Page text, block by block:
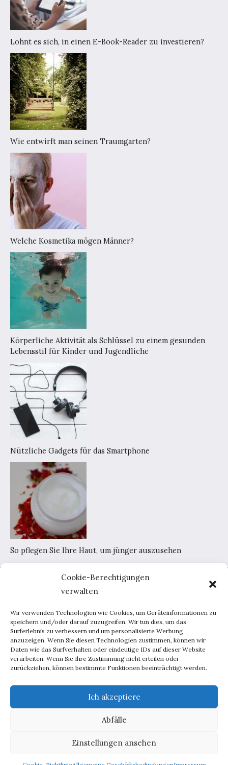
Cookie-Berechtigungen
verwalten
Wir verwenden Technologien wie Cookies, um Geräteinformationen zu
speichern und/oder darauf zuzugreifen. Wir tun dies, um das
Surferlebnis zu verbessern und um personalisierte Werbung
anzuzeigen. Wenn Sie diesen Technologien zustimmen, können wir
Daten wie das Surfverhalten oder eindeutige IDs auf dieser Website
verarbeiten. Wenn Sie Ihre Zustimmung nicht erteilen oder
zurückziehen, können bestimmte Funktionen beeinträchtigt werden.
Ich akzeptiere
Abfälle
Einstellungen ansehen
Lohnt es sich, in einen E-Book-Reader zu investieren?
Wie entwirft man seinen Traumgarten?
Welche Kosmetika mögen Männer?
Körperliche Aktivität als Schlüssel zu einem gesunden
Lebensstil für Kinder und Jugendliche
Nützliche Gadgets für das Smartphone
So pflegen Sie Ihre Haut, um jünger auszusehen
Home
Portal-Werbung
Kontakt
Haus und Garten
Beratung
Inspirationen
Männchen